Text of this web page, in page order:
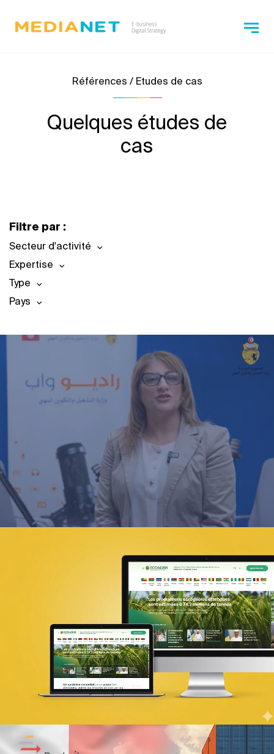
Références / Etudes de cas
Quelques études de
cas
Filtre par :
Secteur d'activité
Expertise
Type
Pays